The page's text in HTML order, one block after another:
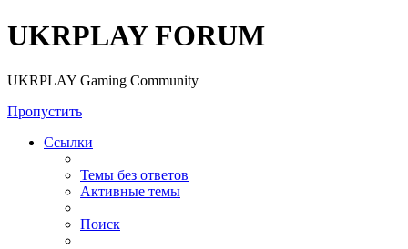
UKRPLAY FORUM
UKRPLAY Gaming Community
Пропустить
Ссылки
Темы без ответов
Активные темы
Поиск